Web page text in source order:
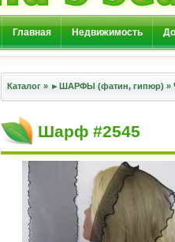
Главная Недвижимость
Каталог » ►ШАРФЫ (фатин, гипюр) »
Шарф #2545